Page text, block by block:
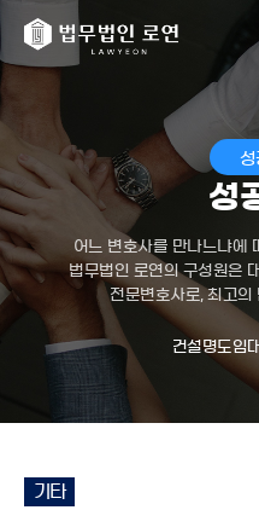
성
성
어느 변호사를 만나느냐에
법무법인 로연의 구성원은
전문변호사로, 최고의
건설명도임
기타